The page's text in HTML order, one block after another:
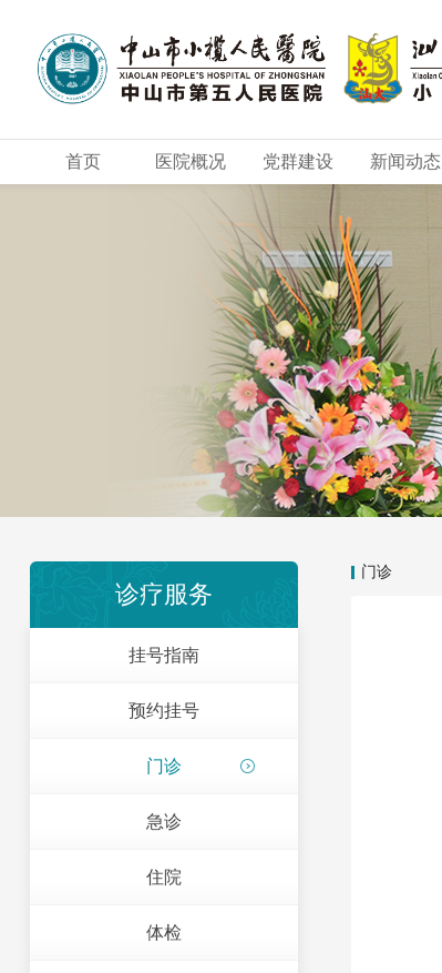
首页 医院概况 党群建设 新闻动态
诊疗服务
挂号指南
预约挂号
门诊
急诊
住院
体检
门诊